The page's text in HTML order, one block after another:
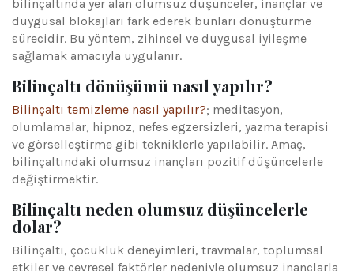
bilinçaltında yer alan olumsuz düşünceler, inançlar ve
duygusal blokajları fark ederek bunları dönüştürme
sürecidir. Bu yöntem, zihinsel ve duygusal iyileşme
sağlamak amacıyla uygulanır.
Bilinçaltı dönüşümü nasıl yapılır?
Bilinçaltı temizleme nasıl yapılır?; meditasyon,
olumlamalar, hipnoz, nefes egzersizleri, yazma terapisi
ve görselleştirme gibi tekniklerle yapılabilir. Amaç,
bilinçaltındaki olumsuz inançları pozitif düşüncelerle
değiştirmektir.
Bilinçaltı neden olumsuz düşüncelerle
dolar?
Bilinçaltı, çocukluk deneyimleri, travmalar, toplumsal
etkiler ve çevresel faktörler nedeniyle olumsuz inançlarla